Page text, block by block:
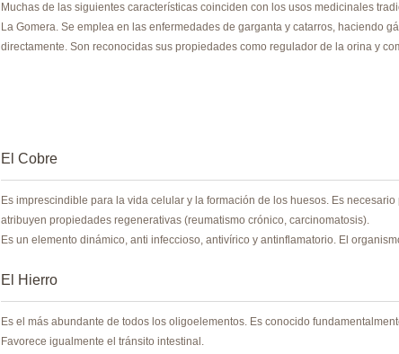
Muchas de las siguientes características coinciden con los usos medicinales
La Gomera. Se emplea en las enfermedades de garganta y catarros, haciendo
directamente. Son reconocidas sus propiedades como regulador de la orina y
El Cobre
Es imprescindible para la vida celular y la formación de los huesos. Es
atribuyen propiedades regenerativas (reumatismo crónico, carcinomatosis).
Es un elemento dinámico, anti infeccioso, antivírico y antinflamatorio. El
El Hierro
Es el más abundante de todos los oligoelementos. Es conocido
Favorece igualmente el tránsito intestinal.